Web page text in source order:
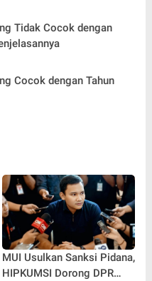
Tidak Cocok dengan
Cocok dengan Tahun
MUI Usulkan Sanksi Pidana,
HIPKUMSI Dorong DPR